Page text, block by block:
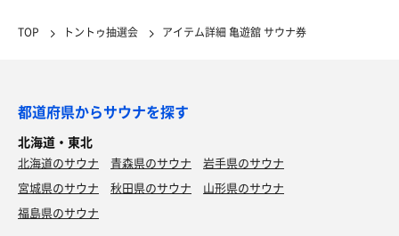
TOP トントゥ抽選会 アイテム詳細 亀遊舘 サウナ券
都道府県からサウナを探す
北海道・東北
北海道のサウナ 青森県のサウナ
岩手県のサウナ
宮城県のサウナ
秋田県のサウナ
山形県のサウナ
福島県のサウナ